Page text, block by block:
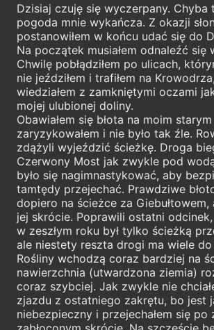
Dzisiaj czuję się wyczerpany. Chyba
pogoda mnie wykańcza. Z okazji
postanowiłem w końcu udać się do
Na początek musiałem odnaleźć się
Chwilę pobłądziłem po ulicach,
nie jeździłem i trafiłem na
wiedziałem z zamkniętymi oczami
mojej ulubionej doliny.
Obawiałem się błota na moim
zaryzykowałem i nie było tak źle.
zdążyli wyjeździć ścieżkę. Droga
Czerwony Most jak zwykle pod
było się nagimnastykować, aby
tamtędy przejechać. Prawdziwe
dopiero na ścieżce za Giebułtowem,
jej skrócie. Poprawili ostatni
w zeszłym roku był tylko ścieżką
ale niestety reszta drogi ma wiele
Rośliny wchodzą coraz bardziej na
nawierzchnia (utwardzona ziemia)
coraz szybciej. Jak zwykle nie
zjazdu z ostatniego zakrętu, bo jest
niebezpieczny i przejechałem się po